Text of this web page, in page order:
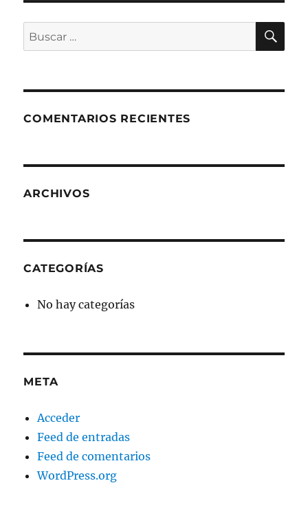
Buscar
por:
COMENTARIOS RECIENTES
ARCHIVOS
CATEGORÍAS
No hay categorías
META
Acceder
Feed de entradas
Feed de comentarios
WordPress.org